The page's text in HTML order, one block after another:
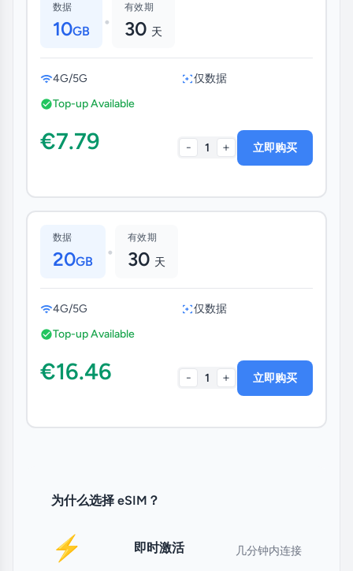
数据
10GB •
有效期
30 天
4G/5G
仅数据
Top-up Available
€7.79 - 1 + 立即购买
数据
20GB •
有效期
30 天
4G/5G
仅数据
Top-up Available
€16.46 - 1 + 立即购买
为什么选择 eSIM？
⚡ 即时激活 几分钟内连接